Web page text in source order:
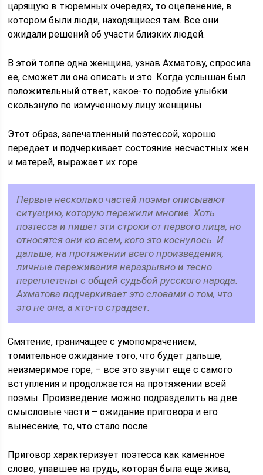
царящую в тюремных очередях, то оцепенение, в
котором были люди, находящиеся там. Все они
ожидали решений об участи близких людей.
В этой толпе одна женщина, узнав Ахматову, спросила
ее, сможет ли она описать и это. Когда услышан был
положительный ответ, какое-то подобие улыбки
скользнуло по измученному лицу женщины.
Этот образ, запечатленный поэтессой, хорошо
передает и подчеркивает состояние несчастных жен
и матерей, выражает их горе.
Первые несколько частей поэмы описывают
ситуацию, которую пережили многие. Хоть
поэтесса и пишет эти строки от первого лица, но
относятся они ко всем, кого это коснулось. И
дальше, на протяжении всего произведения,
личные переживания неразрывно и тесно
переплетены с общей судьбой русского народа.
Ахматова подчеркивает это словами о том, что
это не она, а кто-то страдает.
Смятение, граничащее с умопомрачением,
томительное ожидание того, что будет дальше,
неизмеримое горе, – все это звучит еще с самого
вступления и продолжается на протяжении всей
поэмы. Произведение можно подразделить на две
смысловые части – ожидание приговора и его
вынесение, то, что стало после.
Приговор характеризует поэтесса как каменное
слово, упавшее на грудь, которая была еще жива,